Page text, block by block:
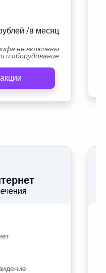
/в месяц
не включены
и оборудование